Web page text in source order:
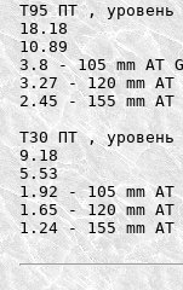
T95 ПТ , уровень
18.18
10.89
3.8 - 105 mm AT
3.27 - 120 mm AT
2.45 - 155 mm AT
T30 ПТ , уровень
9.18
5.53
1.92 - 105 mm AT
1.65 - 120 mm AT
1.24 - 155 mm AT